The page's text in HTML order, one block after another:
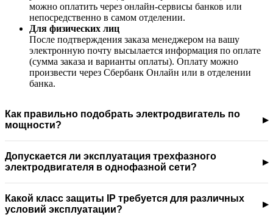
можно оплатить через онлайн-сервисы банков или
непосредственно в самом отделении.
Для физических лиц
После подтверждения заказа менеджером на вашу
электронную почту высылается информация по оплате
(сумма заказа и варианты оплаты). Оплату можно
произвести через Сбербанк Онлайн или в отделении
банка.
Как правильно подобрать электродвигатель по
мощности?
Допускается ли эксплуатация трехфазного
электродвигателя в однофазной сети?
Какой класс защиты IP требуется для различных
условий эксплуатации?